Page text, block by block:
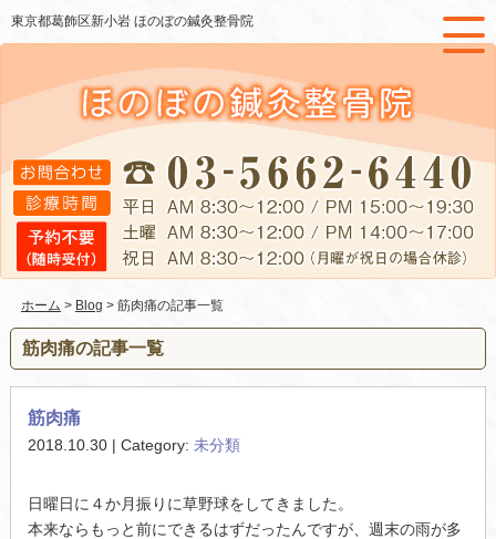
東京都葛飾区新小岩 ほのぼの鍼灸整骨院
ホーム > Blog > 筋肉痛の記事一覧
筋肉痛の記事一覧
筋肉痛
2018.10.30 | Category: 未分類
日曜日に４か月振りに草野球をしてきました。
本来ならもっと前にできるはずだったんですが、週末の雨が多